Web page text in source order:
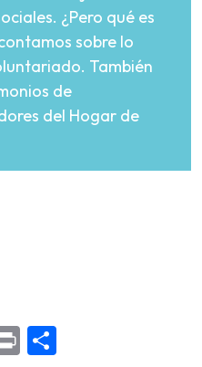
¿Pero qué es
sobre lo
También
de
del Hogar de
Print